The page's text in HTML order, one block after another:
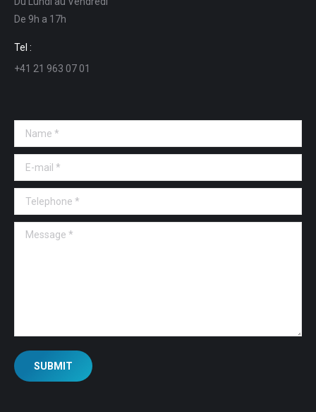
in
new
window
in
new
in
in
De 9h a 17h
Tel :
+41 21 963 07 01
Name *
E-mail *
Telephone *
Message *
SUBMIT